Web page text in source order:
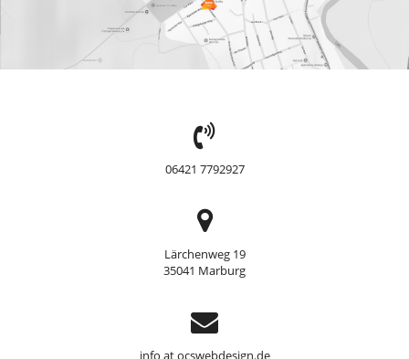
TEL:
06421 7792927
Adresse
Lärchenweg 19
35041 Marburg
Support
info at ocswebdesign.de